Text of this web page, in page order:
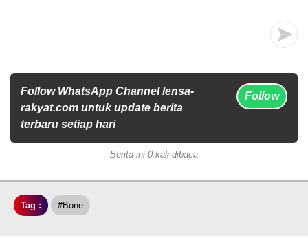
Follow WhatsApp Channel lensa-
rakyat.com untuk update berita
terbaru setiap hari
Follow
Berita ini 0 kali dibaca
Tag : #Bone